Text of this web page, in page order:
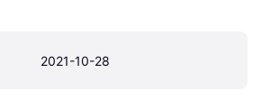
2021-10-28